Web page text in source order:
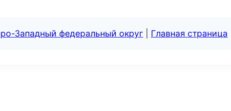
Западный федеральный округ Главная страница